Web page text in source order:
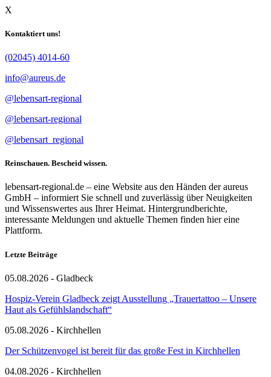
X
Kontaktiert uns!
(02045) 4014-60
info@aureus.de
@lebensart-regional
@lebensart-regional
@lebensart_regional
Reinschauen. Bescheid wissen.
lebensart-regional.de – eine Website aus den Händen der aureus
GmbH – informiert Sie schnell und zuverlässig über Neuigkeiten
und Wissenswertes aus Ihrer Heimat. Hintergrundberichte,
interessante Meldungen und aktuelle Themen finden hier eine
Plattform.
Letzte Beiträge
05.08.2026 - Gladbeck
Hospiz-Verein Gladbeck zeigt Ausstellung „Trauertattoo – Unsere
Haut als Gefühlslandschaft“
05.08.2026 - Kirchhellen
Der Schützenvogel ist bereit für das große Fest in Kirchhellen
04.08.2026 - Kirchhellen